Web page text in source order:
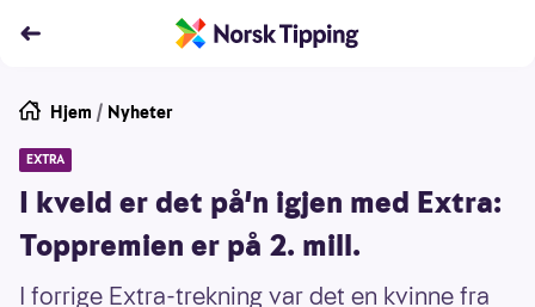
Hjem / Nyheter
EXTRA
I kveld er det på'n igjen med Extra:
Toppremien er på 2. mill.
I forrige Extra-trekning var det en kvinne fra